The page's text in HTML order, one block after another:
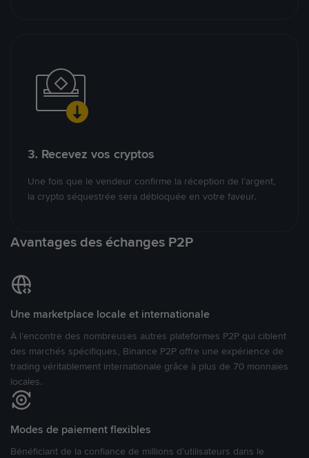
3. Recevez vos cryptos
Une fois que le vendeur confirme la réception de l’argent,
la crypto séquestrée sera débloquée en votre faveur.
Avantages des échanges P2P
Une marketplace locale et internationale
À l’encontre des nombreuses autres plateformes P2P qui ciblent
des marchés spécifiques, Binance P2P offre une expérience de
trading véritablement internationale grâce à plus de 70 monnaies
locales.
Modes de paiement flexibles
Bénéficiant de la confiance de millions d’utilisateurs dans le